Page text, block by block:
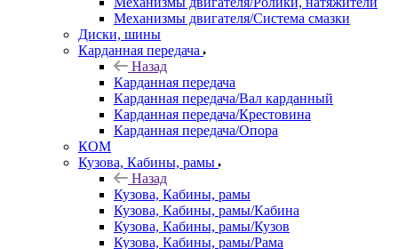
Механизмы двигателя/Система смазки
Диски, шины
Карданная передача
Назад
Карданная передача
Карданная передача/Вал карданный
Карданная передача/Крестовина
Карданная передача/Опора
КОМ
Кузова, Кабины, рамы
Назад
Кузова, Кабины, рамы
Кузова, Кабины, рамы/Кабина
Кузова, Кабины, рамы/Кузов
Кузова, Кабины, рамы/Рама